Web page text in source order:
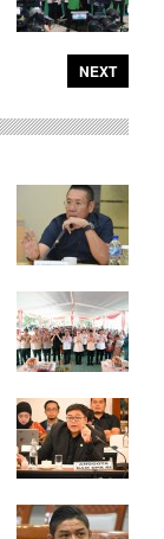
NEXT